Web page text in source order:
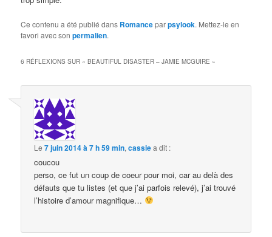
Ce contenu a été publié dans Romanceparpsylook. Mettez-le en
favori avec sonpermalien.
6 RÉFLEXIONS SUR «BEAUTIFUL DISASTER – JAMIE MCGUIRE »
Le7 juin 2014 à 7 h 59 min,cassiea dit :
coucou
perso, ce fut un coup de coeur pour moi, car au delà des
défauts que tu listes (et que j’ai parfois relevé), j’ai trouvé
l’histoire d’amour magnifique…